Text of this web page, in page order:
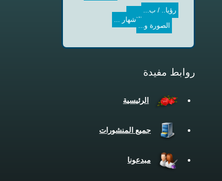
الأجناس ...
الإشهار ... رؤيا.. / ب...
الصورة و...
روابط مفيدة
الرئيسية
جميع المنشورات
مبدعونا